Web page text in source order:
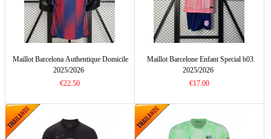
Maillot Barcelona Authentique Domicile
2025/2026
€22.50
Maillot Barcelone Enfant Special b03
2025/2026
€17.00